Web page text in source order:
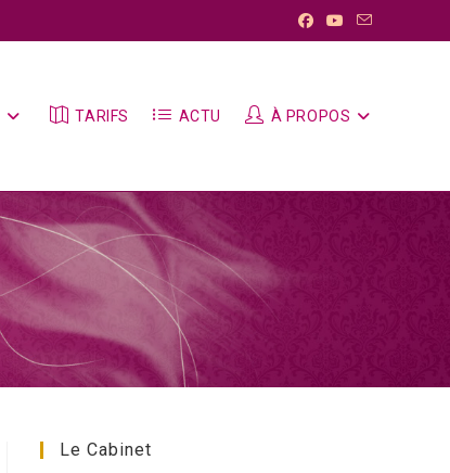
TARIFS ACTU À PROPOS
Le Cabinet